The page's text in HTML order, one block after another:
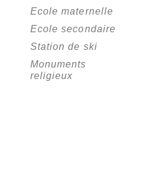
Ecole maternelle
Ecole secondaire
Station de ski
Monuments
religieux